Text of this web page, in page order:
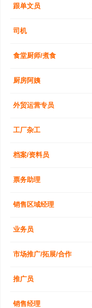
跟单文员
司机
食堂厨师/煮食
厨房阿姨
外贸运营专员
工厂杂工
档案/资料员
票务助理
销售区域经理
业务员
市场推广/拓展/合作
推广员
销售经理